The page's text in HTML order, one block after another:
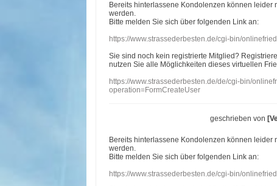
Bereits hinterlassene Kondolenzen können
werden.
Bitte melden Sie sich über folgenden Link an:
https://www.strassederbesten.de/cgi-bin/
Sie sind noch kein registrierte Mitglied?
nutzen Sie alle Möglichkeiten dieses virtuellen
https://www.strassederbesten.de/de/cgi-bin/
operation=FormCreateUser
geschrieben von
Bereits hinterlassene Kondolenzen können
werden.
Bitte melden Sie sich über folgenden Link an:
https://www.strassederbesten.de/cgi-bin/